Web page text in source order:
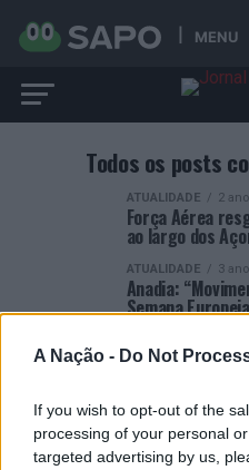
A Nação - Do Not
If you wish to opt-out of the
processing of your personal
targeted advertising by us,
MENU
Todos os posts
ATUALIDADE 2
Força Aérea
ao largo dos
ATUALIDADE 3
Anadia:
Semana
F-16 aterram na